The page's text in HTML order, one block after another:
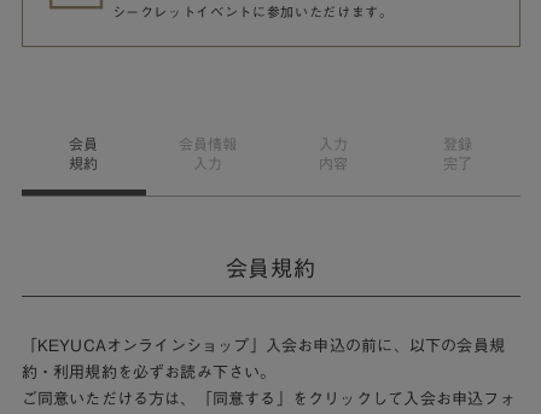
シークレットイベントに参加いただけます。
会員
規約
会員情報
入力
入力
内容
登録
完了
会員規約
「KEYUCAオンラインショップ」入会お申込の前に、以下の会員規
約・利用規約を必ずお読み下さい。
ご同意いただける方は、「同意する」をクリックして入会お申込フォ